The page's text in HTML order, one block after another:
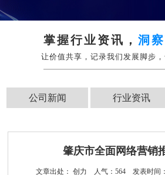
掌握行业资讯，洞
让价值共享，记录我们发展脚步
公司新闻 行业资讯
肇庆市全面网络营销
文章出处： 创力 人气： 564 发表时间